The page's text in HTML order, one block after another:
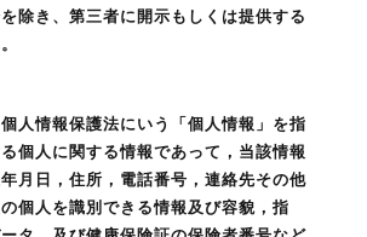
除き、第三者に開示もしくは提供する
個人情報保護法にいう「個人情報」を指
個人に関する情報であって，当該情報
月日，住所，電話番号，連絡先その他
個人を識別できる情報及び容貌，指